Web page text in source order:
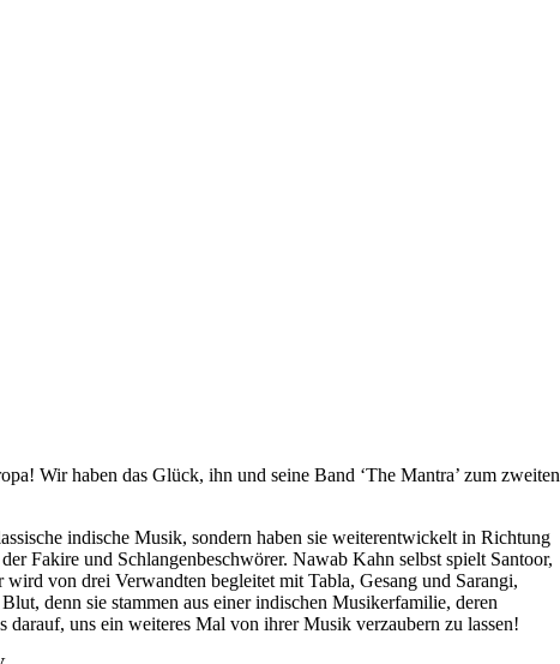
Wir haben das Glück, ihn und seine Band ‘The Mantra’ zum zweiten
indische Musik, sondern haben sie weiterentwickelt in Richtung
Fakire und Schlangenbeschwörer. Nawab Kahn selbst spielt Santoor,
von drei Verwandten begleitet mit Tabla, Gesang und Sarangi,
denn sie stammen aus einer indischen Musikerfamilie, deren
uns ein weiteres Mal von ihrer Musik verzaubern zu lassen!